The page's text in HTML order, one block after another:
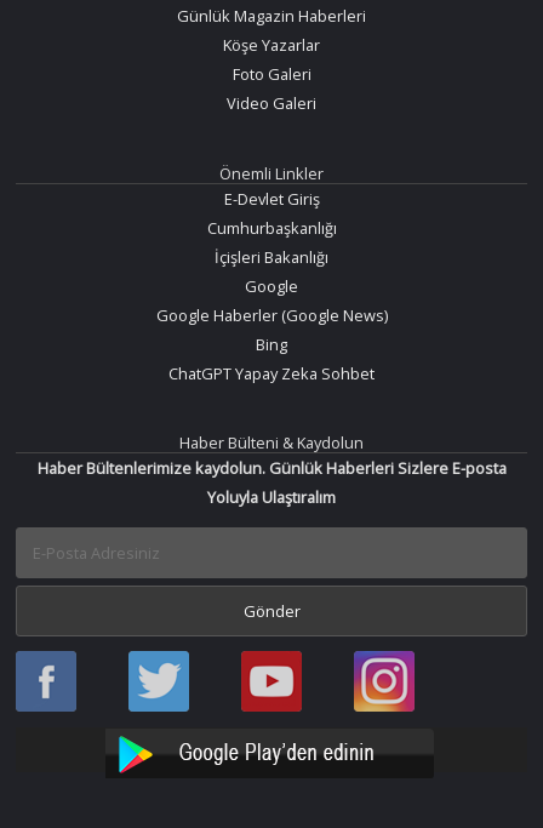
Günlük Magazin Haberleri
Köşe Yazarlar
Foto Galeri
Video Galeri
Önemli Linkler
E-Devlet Giriş
Cumhurbaşkanlığı
İçişleri Bakanlığı
Google
Google Haberler (Google News)
Bing
ChatGPT Yapay Zeka Sohbet
Haber Bülteni & Kaydolun
Haber Bültenlerimize kaydolun. Günlük Haberleri Sizlere E-posta
Yoluyla Ulaştıralım
Haber
Oku
Haber
Oku
Bir
Haber
YouTube
Bir
Haber
Instagram